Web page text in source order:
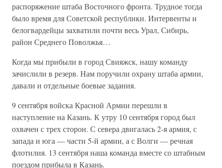
распоряжение штаба Восточного фронта. Трудное тогда
было время для Советской республики. Интервенты и
белогвардейцы захватили почти весь Урал, Сибирь,
район Среднего Поволжья…
Когда мы прибыли в город Свияжск, нашу команду
зачислили в резерв. Нам поручили охрану штаба армии,
давали и отдельные боевые задания.
9 сентября войска Красной Армии перешли в
наступление на Казань. К утру 10 сентября город был
охвачен с трех сторон. С севера двигалась 2-я армия, с
запада и юга — части 5-й армии, а с Волги — речная
флотилия. 13 сентября наша команда вместе со штабным
поездом прибыла в Казань.